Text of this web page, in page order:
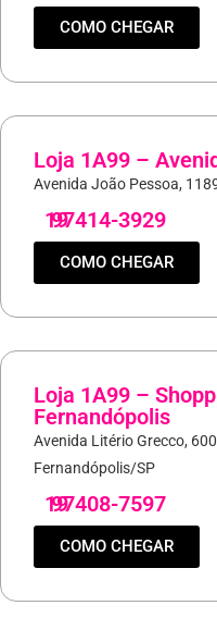
COMO CHEGAR
Loja 1A99 –
Avenida João Pessoa,
19
97414-3929
COMO CHEGAR
Loja 1A99 –
Fernandópolis
Avenida Litério Grecco,
Fernandópolis/SP
19
97408-7597
COMO CHEGAR